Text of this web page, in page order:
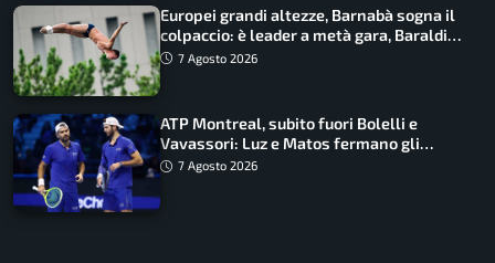
Europei grandi altezze, Barnabà sogna il
colpaccio: è leader a metà gara, Baraldi
ancora in corsa
7 Agosto 2026
ATP Montreal, subito fuori Bolelli e
Vavassori: Luz e Matos fermano gli
azzurri
7 Agosto 2026